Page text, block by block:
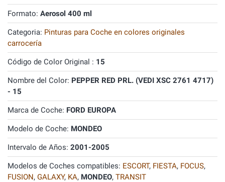
Formato: Aerosol 400 ml
Categoria: Pinturas para Coche en colores originales
carrocería
Código de Color Original : 15
Nombre del Color: PEPPER RED PRL. (VEDI XSC 2761 4717)
- 15
Marca de Coche: FORD EUROPA
Modelo de Coche: MONDEO
Intervalo de Años: 2001-2005
Modelos de Coches compatibles: ESCORT, FIESTA, FOCUS,
FUSION, GALAXY, KA, MONDEO, TRANSIT